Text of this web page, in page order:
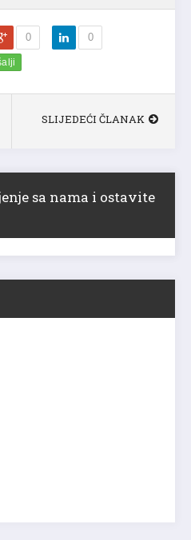
0 0
SLIJEDEĆI ČLANAK
sa nama i ostavite